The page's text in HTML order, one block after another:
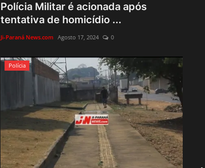
Polícia Militar é acionada após
tentativa de homicídio ...
Ji-Paraná News.com Agosto 17, 2024 0
Polícia